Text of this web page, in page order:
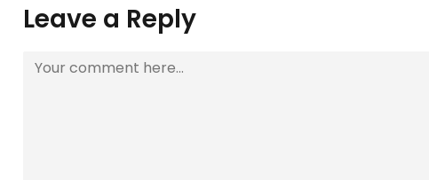
Leave a Reply